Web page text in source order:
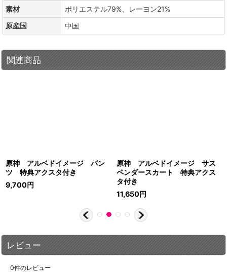
素材
ポリエステル79%、レーヨン21%
原産国
中国
関連商品
原神 アルベドイメージ パン
ツ 特典アクスタ付き
9,700円
原神 アルベドイメージ サス
ペンダースカート 特典アクス
タ付き
11,650円
レビュー
0件のレビュー